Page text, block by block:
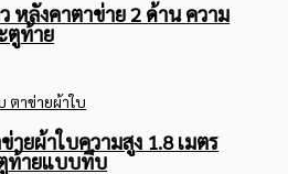
หลังคาตาข่าย 2 ด้าน ความ
ตูท้าย
ยผ้าใบความสูง 1.8 เมตร
ท้ายแบบทึบ